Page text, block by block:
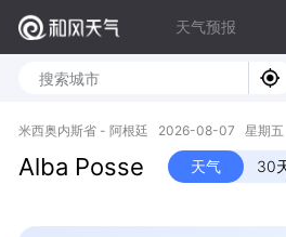
天气预报
米西奥内斯省 - 阿根廷 2026-08-07 星期
Alba Posse 天气 30